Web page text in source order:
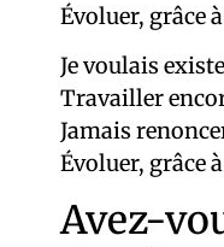
Évoluer, grâce
Je voulais
Travailler
Jamais
Évoluer, grâce
Avez-